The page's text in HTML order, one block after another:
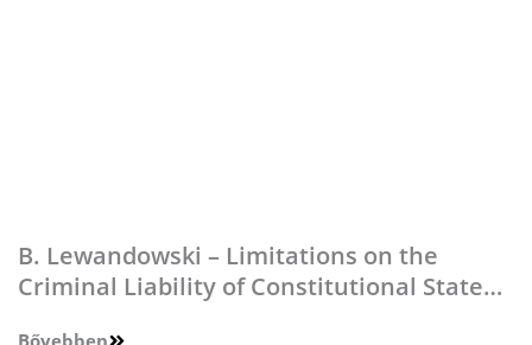
B. Lewandowski – Limitations on the
Criminal Liability of Constitutional State